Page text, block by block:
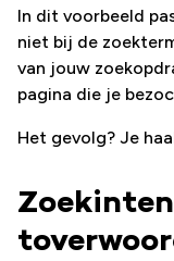
In dit voorbeeld
niet bij de
van jouw
pagina die je
Het gevolg? Je